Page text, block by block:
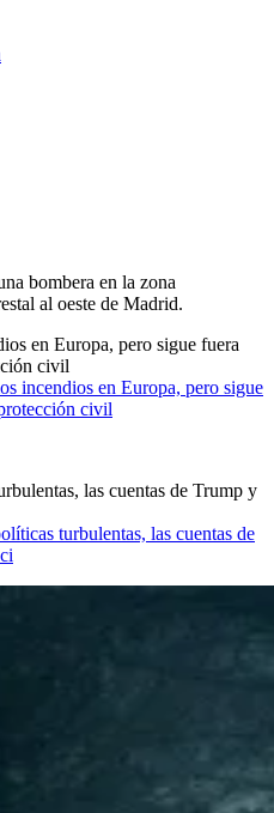
en Europa, pero sigue fuera
civil
incendios en Europa, pero sigue
civil
las cuentas de Trump y
turbulentas, las cuentas de